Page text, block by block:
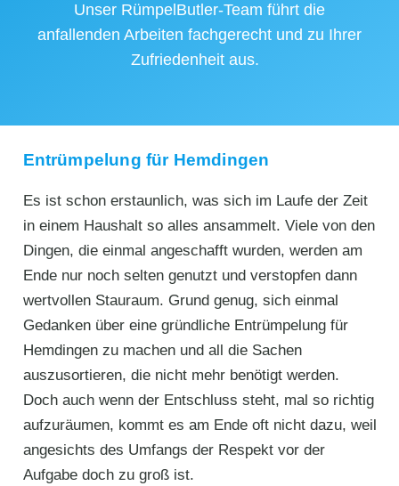
Unser RümpelButler-Team führt die
anfallenden Arbeiten fachgerecht und zu Ihrer
Zufriedenheit aus.
Entrümpelung für Hemdingen
Es ist schon erstaunlich, was sich im Laufe der Zeit
in einem Haushalt so alles ansammelt. Viele von den
Dingen, die einmal angeschafft wurden, werden am
Ende nur noch selten genutzt und verstopfen dann
wertvollen Stauraum. Grund genug, sich einmal
Gedanken über eine gründliche Entrümpelung für
Hemdingen zu machen und all die Sachen
auszusortieren, die nicht mehr benötigt werden.
Doch auch wenn der Entschluss steht, mal so richtig
aufzuräumen, kommt es am Ende oft nicht dazu, weil
angesichts des Umfangs der Respekt vor der
Aufgabe doch zu groß ist.